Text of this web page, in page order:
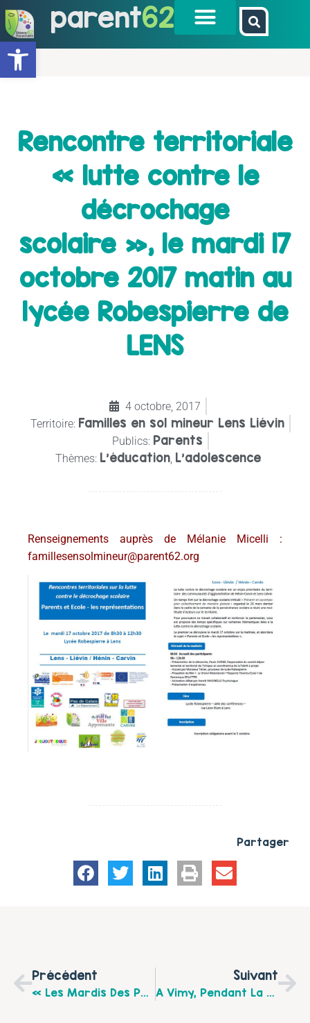
Ouvrir la barre d’outils
parent62
Rencontre territoriale
« lutte contre le
décrochage
scolaire », le mardi 17
octobre 2017 matin au
lycée Robespierre de
LENS
4 octobre, 2017
Territoire: Familles en sol mineur Lens Liévin
Publics: Parents
Thèmes: L'éducation, L’adolescence
Renseignements auprès de Mélanie Micelli :
famillesensolmineur@parent62.org
Partager
Précédent
« Les Mardis Des Parents » Du Centre Socioculturel Dumas De Lens : Prochaine Date Le 10 Octobre 2017 « Le Harcèlement, Parlons-En… »
Suivant
A Vimy, Pendant La Semaine De La Parentalité !